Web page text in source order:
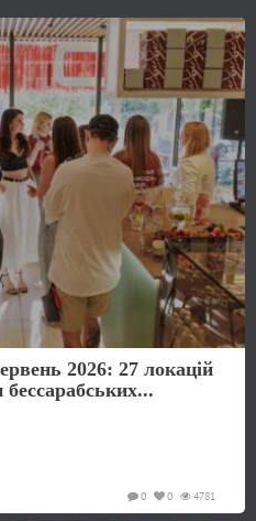
2026: 27 локацій
бессарабських...
4781
0
0